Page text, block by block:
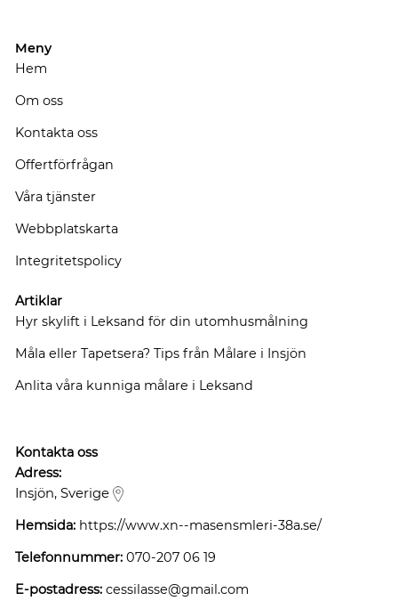
Meny
Hem
Om oss
Kontakta oss
Offertförfrågan
Våra tjänster
Webbplatskarta
Integritetspolicy
Artiklar
Hyr skylift i Leksand för din utomhusmålning
Måla eller Tapetsera? Tips från Målare i Insjön
Anlita våra kunniga målare i Leksand
Kontakta oss
Adress:
Insjön, Sverige
Hemsida: https://www.xn--masensmleri-38a.se/
Telefonnummer: 070-207 06 19
E-postadress: cessilasse@gmail.com